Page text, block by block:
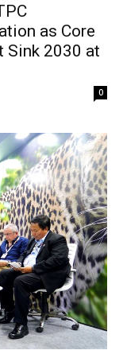
as Core
Sink 2030 at
0